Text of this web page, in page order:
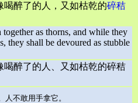
喝醉了的人，又如枯乾的碎秸
as thorns, and while they
they shall be devoured as stubble
喝醉了的人、又如枯乾的碎秸
人不敢用手拿它。